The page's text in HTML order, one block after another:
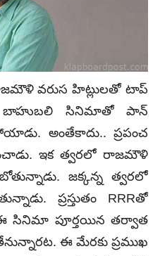
వరుస హిట్లులతో టాప్
బాహుబలి సినిమాతో పాన్
అంతేకాదు.. ప్రపంచ
ఇక త్వరలో రాజమౌళి
జక్కన్న త్వరలో
ప్రస్తుతం RRRతో
సినిమా పూర్తయిన తర్వాత
ఈ మేరకు ప్రముఖ